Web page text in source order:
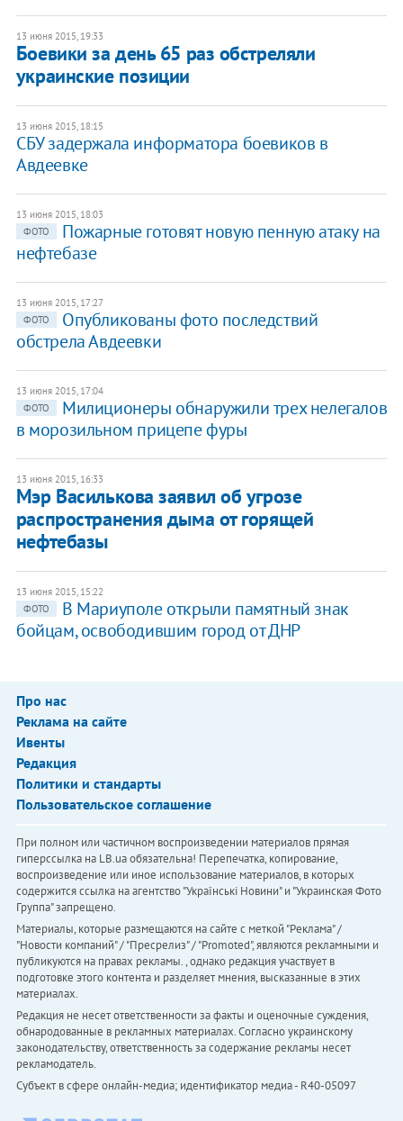
13 июня 2015, 19:33
Боевики за день 65 раз обстреляли
украинские позиции
13 июня 2015, 18:15
СБУ задержала информатора боевиков в
Авдеевке
13 июня 2015, 18:03
ФОТО
Пожарные готовят новую пенную атаку на
нефтебазе
13 июня 2015, 17:27
ФОТО
Опубликованы фото последствий
обстрела Авдеевки
13 июня 2015, 17:04
ФОТО
Милиционеры обнаружили трех нелегалов
в морозильном прицепе фуры
13 июня 2015, 16:33
Мэр Василькова заявил об угрозе
распространения дыма от горящей
нефтебазы
13 июня 2015, 15:22
ФОТО
В Мариуполе открыли памятный знак
бойцам, освободившим город от ДНР
Про нас
Реклама на сайте
Ивенты
Редакция
Политики и стандарты
Пользовательское соглашение
При полном или частичном воспроизведении материалов прямая
гиперссылка на LB.ua обязательна! Перепечатка, копирование,
воспроизведение или иное использование материалов, в которых
содержится ссылка на агентство "Українськi Новини" и "Украинская Фото
Группа" запрещено.
Материалы, которые размещаются на сайте с меткой "Реклама" /
"Новости компаний" / "Пресрелиз" / "Promoted", являются рекламными и
публикуются на правах рекламы. , однако редакция участвует в
подготовке этого контента и разделяет мнения, высказанные в этих
материалах.
Редакция не несет ответственности за факты и оценочные суждения,
обнародованные в рекламных материалах. Согласно украинскому
законодательству, ответственность за содержание рекламы несет
рекламодатель.
Субъект в сфере онлайн-медиа; идентификатор медиа - R40-05097